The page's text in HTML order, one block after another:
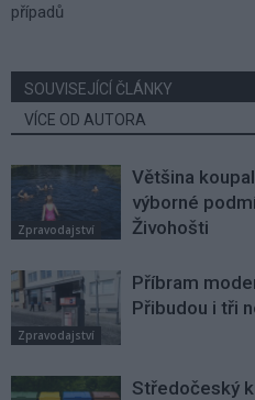
případů
SOUVISEJÍCÍ ČLÁNKY
VÍCE OD AUTORA
Zpravodajství
Většina
výborné
Živohošti
Zpravodajství
Příbram
Přibudou i tři
Středočeský